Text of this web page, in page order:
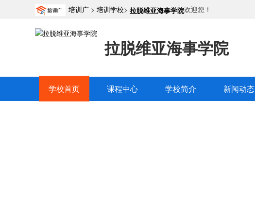
培训广> 培训学校> 拉脱维亚海事学院欢迎您！
拉脱维亚海事学院
学校首页 课程中心 学校简介 新闻动态